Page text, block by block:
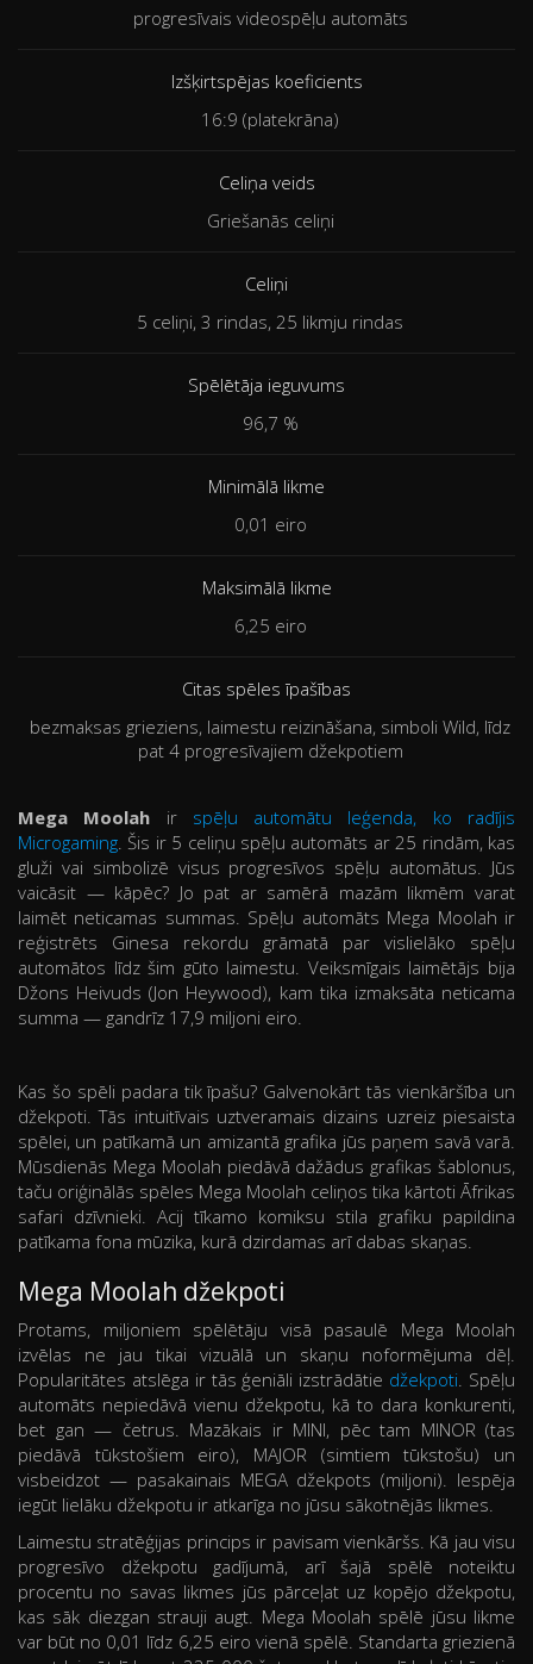
progresīvais videospēļu automāts
Izšķirtspējas koeficients
16:9 (platekrāna)
Celiņa veids
Griešanās celiņi
Celiņi
5 celiņi, 3 rindas, 25 likmju rindas
Spēlētāja ieguvums
96,7 %
Minimālā likme
0,01 eiro
Maksimālā likme
6,25 eiro
Citas spēles īpašības
bezmaksas grieziens, laimestu reizināšana, simboli Wild, līdz
pat 4 progresīvajiem džekpotiem
Mega Moolah ir spēļu automātu leģenda, ko radījis
Microgaming. Šis ir 5 celiņu spēļu automāts ar 25 rindām, kas
gluži vai simbolizē visus progresīvos spēļu automātus. Jūs
vaicāsit — kāpēc? Jo pat ar samērā mazām likmēm varat
laimēt neticamas summas. Spēļu automāts Mega Moolah ir
reģistrēts Ginesa rekordu grāmatā par vislielāko spēļu
automātos līdz šim gūto laimestu. Veiksmīgais laimētājs bija
Džons Heivuds (Jon Heywood), kam tika izmaksāta neticama
summa — gandrīz 17,9 miljoni eiro.
Kas šo spēli padara tik īpašu? Galvenokārt tās vienkāršība un
džekpoti. Tās intuitīvais uztveramais dizains uzreiz piesaista
spēlei, un patīkamā un amizantā grafika jūs paņem savā varā.
Mūsdienās Mega Moolah piedāvā dažādus grafikas šablonus,
taču oriģinālās spēles Mega Moolah celiņos tika kārtoti Āfrikas
safari dzīvnieki. Acij tīkamo komiksu stila grafiku papildina
patīkama fona mūzika, kurā dzirdamas arī dabas skaņas.
Mega Moolah džekpoti
Protams, miljoniem spēlētāju visā pasaulē Mega Moolah
izvēlas ne jau tikai vizuālā un skaņu noformējuma dēļ.
Popularitātes atslēga ir tās ģeniāli izstrādātie džekpoti. Spēļu
automāts nepiedāvā vienu džekpotu, kā to dara konkurenti,
bet gan — četrus. Mazākais ir MINI, pēc tam MINOR (tas
piedāvā tūkstošiem eiro), MAJOR (simtiem tūkstošu) un
visbeidzot — pasakainais MEGA džekpots (miljoni). Iespēja
iegūt lielāku džekpotu ir atkarīga no jūsu sākotnējās likmes.
Laimestu stratēģijas princips ir pavisam vienkāršs. Kā jau visu
progresīvo džekpotu gadījumā, arī šajā spēlē noteiktu
procentu no savas likmes jūs pārceļat uz kopējo džekpotu,
kas sāk diezgan strauji augt. Mega Moolah spēlē jūsu likme
var būt no 0,01 līdz 6,25 eiro vienā spēlē. Standarta griezienā